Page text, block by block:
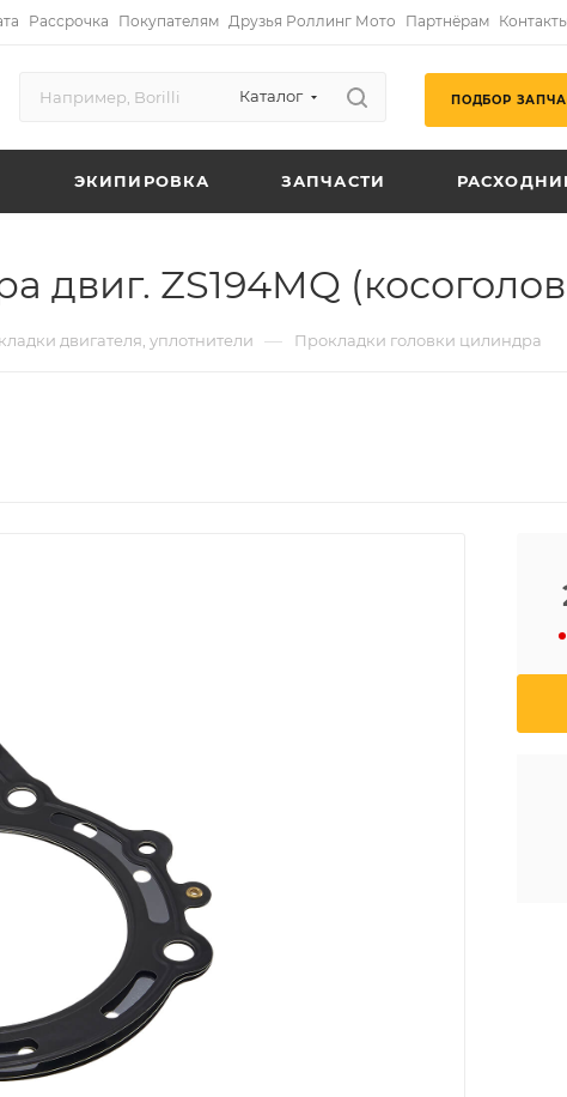
Рассрочка Покупателям Друзья Роллинг Мото Партнёрам
Каталог ПОДБОР
ЭКИПИРОВКА ЗАПЧАСТИ
двиг. ZS194MQ
двигателя, уплотнители — Прокладки головки цилиндра